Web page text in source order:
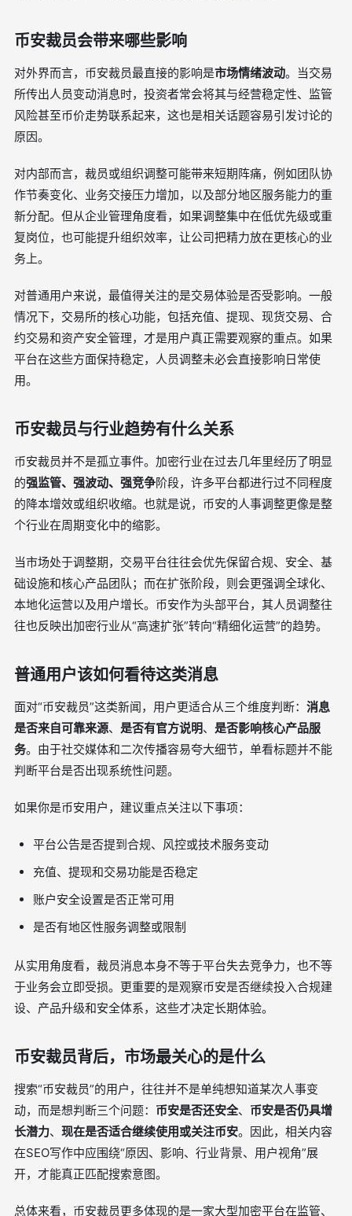
币安裁员会带来哪些影响
对外界而言，币安裁员最直接的影响是市场情绪波动。当交易
所传出人员变动消息时，投资者常会将其与经营稳定性、监管
风险甚至币价走势联系起来，这也是相关话题容易引发讨论的
原因。
对内部而言，裁员或组织调整可能带来短期阵痛，例如团队协
作节奏变化、业务交接压力增加，以及部分地区服务能力的重
新分配。但从企业管理角度看，如果调整集中在低优先级或重
复岗位，也可能提升组织效率，让公司把精力放在更核心的业
务上。
对普通用户来说，最值得关注的是交易体验是否受影响。一般
情况下，交易所的核心功能，包括充值、提现、现货交易、合
约交易和资产安全管理，才是用户真正需要观察的重点。如果
平台在这些方面保持稳定，人员调整未必会直接影响日常使
用。
币安裁员与行业趋势有什么关系
币安裁员并不是孤立事件。加密行业在过去几年里经历了明显
的强监管、强波动、强竞争阶段，许多平台都进行过不同程度
的降本增效或组织收缩。也就是说，币安的人事调整更像是整
个行业在周期变化中的缩影。
当市场处于调整期，交易平台往往会优先保留合规、安全、基
础设施和核心产品团队；而在扩张阶段，则会更强调全球化、
本地化运营以及用户增长。币安作为头部平台，其人员调整往
往也反映出加密行业从“高速扩张”转向“精细化运营”的趋势。
普通用户该如何看待这类消息
面对“币安裁员”这类新闻，用户更适合从三个维度判断： 消息
是否来自可靠来源、 是否有官方说明、 是否影响核心产品服
务。由于社交媒体和二次传播容易夸大细节，单看标题并不能
判断平台是否出现系统性问题。
如果你是币安用户，建议重点关注以下事项：
平台公告是否提到合规、风控或技术服务变动
充值、提现和交易功能是否稳定
账户安全设置是否正常可用
是否有地区性服务调整或限制
从实用角度看，裁员消息本身不等于平台失去竞争力，也不等
于业务会立即受损。更重要的是观察币安是否继续投入合规建
设、产品升级和安全体系，这些才决定长期体验。
币安裁员背后，市场最关心的是什么
搜索“币安裁员”的用户，往往并不是单纯想知道某次人事变
动，而是想判断三个问题： 币安是否还安全、 币安是否仍具增
长潜力、 现在是否适合继续使用或关注币安。因此，相关内容
在SEO写作中应围绕“原因、影响、行业背景、用户视角”展
开，才能真正匹配搜索意图。
总体来看，币安裁员更多体现的是一家大型加密平台在监管、